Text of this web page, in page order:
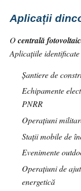
Aplicații
Ocentrală
Aplicațiile
Șantiere de
Echipamente
PNRR
Operațiuni
Stații mobile de
Evenimente
Operațiuni de
energetică